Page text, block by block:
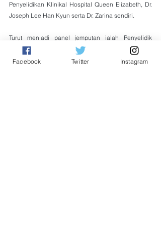
Penyelidikan Klinikal Hospital Queen Elizabeth, Dr.
Joseph Lee Han Kyun serta Dr. Zarina sendiri.
Turut menjadi panel jemputan ialah Penyelidik
Universiti Gadjah Mada, Yogyakarta, Dr. Dewajani
Purnomosari yang juga anggota penilai National
Facebook Twitter Instagram